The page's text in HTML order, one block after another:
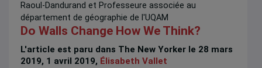
Raoul-Dandurand et Professeure associée au
département de géographie de l'UQAM
Do Walls Change How We Think?
L'article est paru dans The New Yorker le 28 mars
2019, 1 avril 2019, Élisabeth Vallet